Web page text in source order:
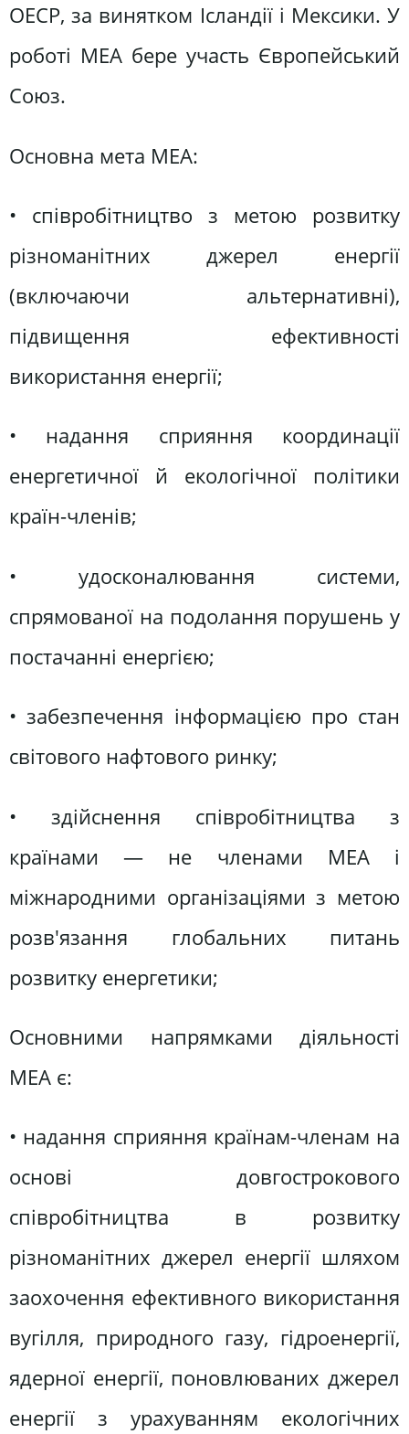
ОЕСР, за винятком Ісландії і Мексики. У
роботі МЕА бере участь Європейський
Союз.
Основна мета МЕА:
• співробітництво з метою розвитку
різноманітних джерел енергії
(включаючи альтернативні),
підвищення ефективності
використання енергії;
• надання сприяння координації
енергетичної й екологічної політики
країн-членів;
• удосконалювання системи,
спрямованої на подолання порушень у
постачанні енергією;
• забезпечення інформацією про стан
світового нафтового ринку;
• здійснення співробітництва з
країнами — не членами МЕА і
міжнародними організаціями з метою
розв'язання глобальних питань
розвитку енергетики;
Основними напрямками діяльності
МЕА є:
• надання сприяння країнам-членам на
основі довгострокового
співробітництва в розвитку
різноманітних джерел енергії шляхом
заохочення ефективного використання
вугілля, природного газу, гідроенергії,
ядерної енергії, поновлюваних джерел
енергії з урахуванням екологічних